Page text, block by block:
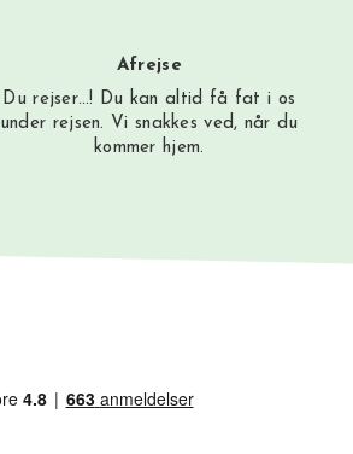
Afrejse
Du rejser…! Du kan altid få fat i os
under rejsen. Vi snakkes ved, når du
kommer hjem.